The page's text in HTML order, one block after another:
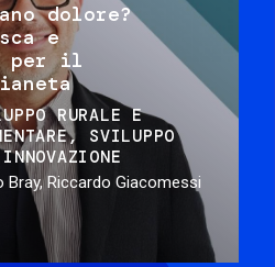
dolore?
e
per il
RURALE E
SVILUPPO
Bray, Riccardo Giacomessi